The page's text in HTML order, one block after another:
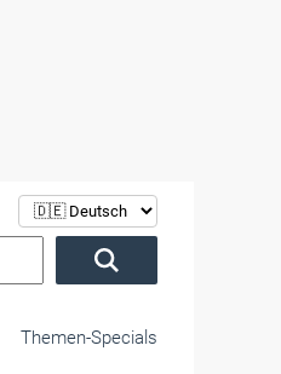
Themen-Specials